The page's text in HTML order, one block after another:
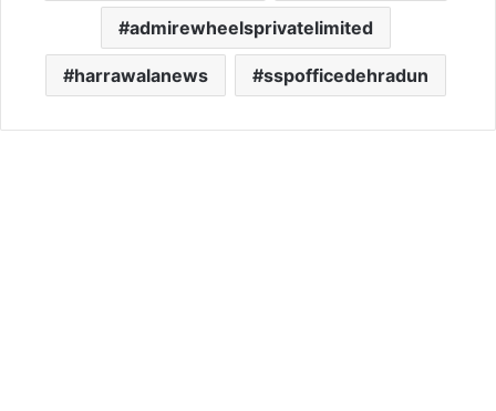
admirewheelsprivatelimited
harrawalanews sspofficedehradun